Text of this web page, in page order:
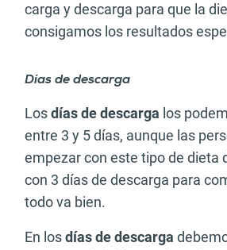
carga y descarga para que la
consigamos los resultados
Días de descarga
Losdías de descarga los
entre 3 y 5 días, aunque las
empezar con este tipo de dieta
con 3 días de descarga para
todo va bien.
En losdías de descarga